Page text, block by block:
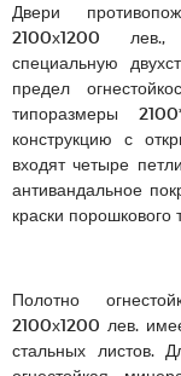
Двери
2100х1200 лев.,
специальную
предел
типоразмеры
конструкцию с
входят четыре
антивандальное
краски порошкового
Полотно
2100х1200 лев.
стальных листов.